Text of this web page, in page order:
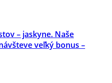
– jaskyne. Naše
veľký bonus –